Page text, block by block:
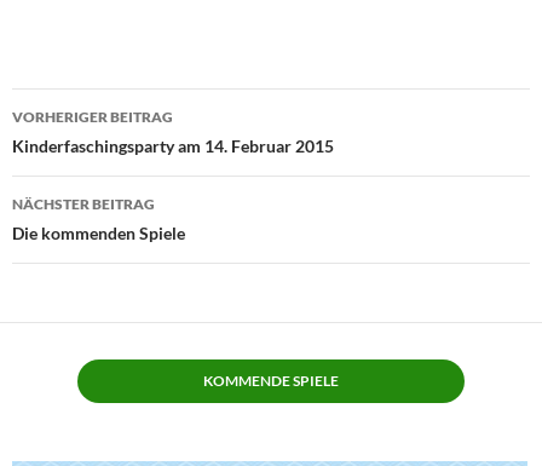
Beitragsnavigation
VORHERIGER BEITRAG
Kinderfaschingsparty am 14. Februar 2015
NÄCHSTER BEITRAG
Die kommenden Spiele
KOMMENDE SPIELE